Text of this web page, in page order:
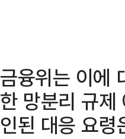
금융위는 이에
한 망분리 규제
인된 대응 요령